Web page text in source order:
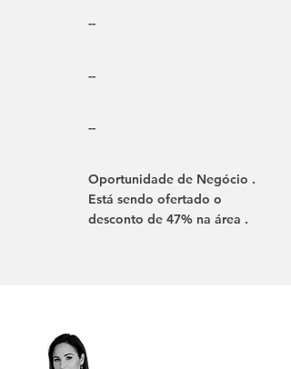
--
--
--
Oportunidade de Negócio .
Está sendo ofertado o
desconto de 47% na área .